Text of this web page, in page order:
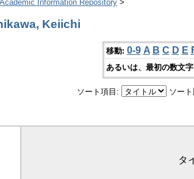
Information Repository >
Keiichi
移動: 0-9 A B C D E
あるいは、最初の数文
ソート項目: ソー
タ